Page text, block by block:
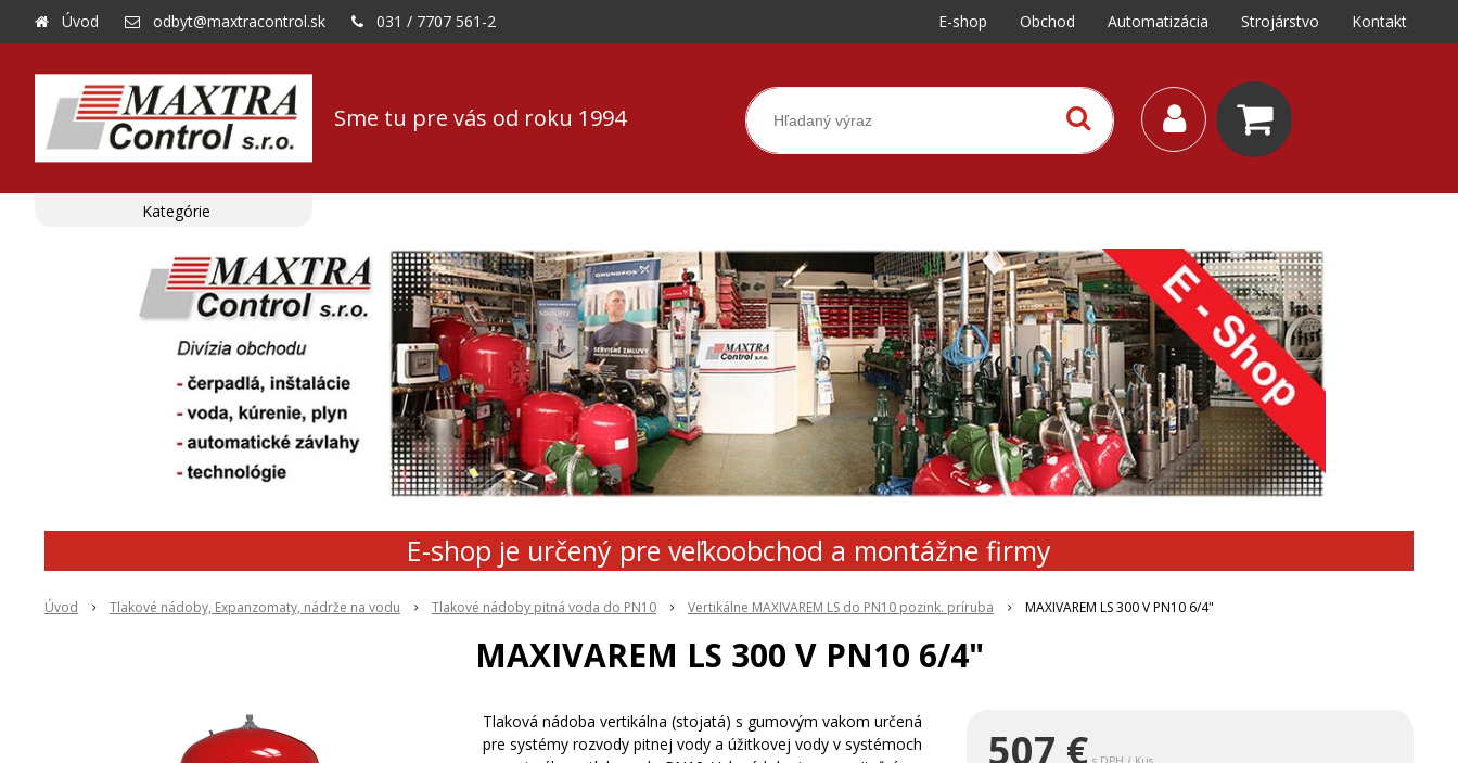
Sme tu pre vás od roku 1994
Úvod odbyt@maxtracontrol.sk 031 / 7707 561-2 E-shop Obchod Automatizácia Strojárstvo Kontakt
E-shop je určený pre veľkoobchod a montážne firmy
Úvod Tlakové nádoby, Expanzomaty, nádrže na vodu Tlakové nádoby pitná voda do PN10 Vertikálne MAXIVAREM LS do PN10 pozink. príruba MAXIVAREM LS 300 V PN10 6/4"
MAXIVAREM LS 300 V PN10 6/4"
507 €
Tlaková nádoba vertikálna (stojatá) s gumovým vakom určená
pre systémy rozvody pitnej vody a úžitkovej vody v systémoch
Kategórie